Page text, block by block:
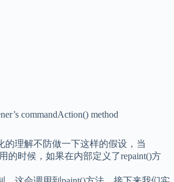
commandAction() method
理解不防做一下这样的假设，当
的时候，如果在内部定义了repaint()方